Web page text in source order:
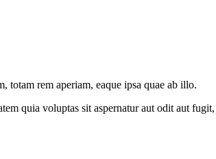
totam rem aperiam, eaque ipsa quae ab illo.
quia voluptas sit aspernatur aut odit aut